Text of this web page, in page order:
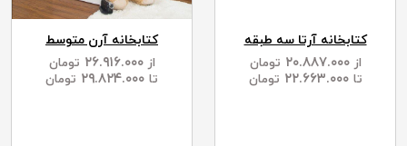
کتابخانه آرتا سه طبقه
از ۲۰.۸۸۷.۰۰۰
تومان
تا ۲۲.۶۶۳.۰۰۰ تومان
کتابخانه آرن متوسط
از ۲۶.۹۱۶.۰۰۰
تومان
تا
تومان